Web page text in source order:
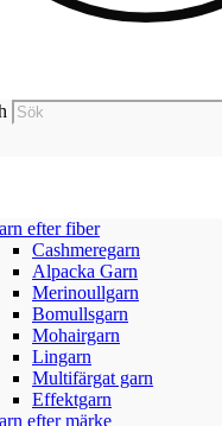
efter fiber
Cashmeregarn
Alpacka Garn
Merinoullgarn
Bomullsgarn
Mohairgarn
Lingarn
Multifärgat garn
Effektgarn
efter märke